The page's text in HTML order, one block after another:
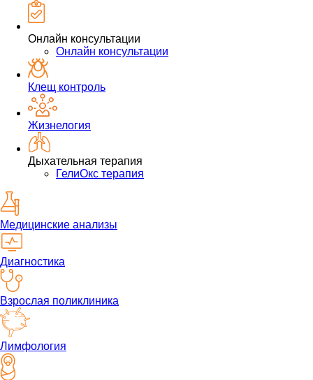
Онлайн консультации
Онлайн консультации
Клещ контроль
Жизнелогия
Дыхательная терапия
ГелиОкс терапия
Медицинские анализы
Диагностика
Взрослая поликлиника
Лимфология